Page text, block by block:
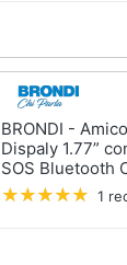
BRONDI -
Dispaly 1.77”
SOS Bluetooth
1